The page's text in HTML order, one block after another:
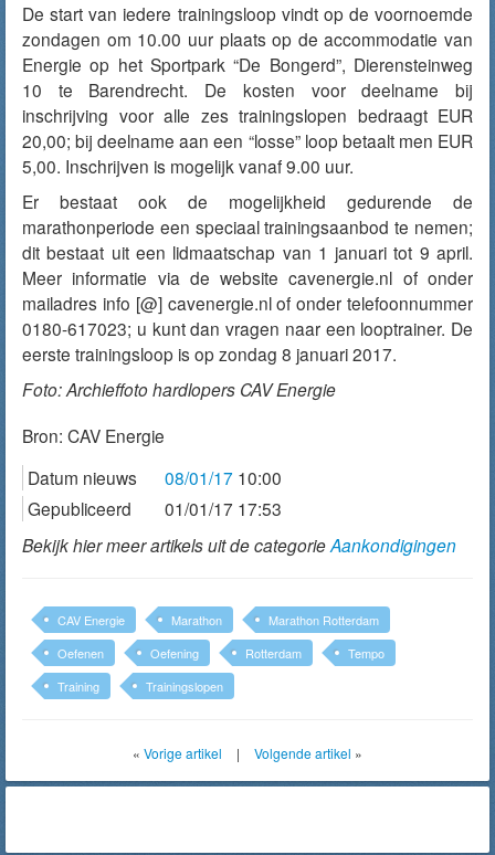
De start van iedere trainingsloop vindt op de voornoemde
zondagen om 10.00 uur plaats op de accommodatie van
Energie op het Sportpark “De Bongerd”, Dierensteinweg
10 te Barendrecht. De kosten voor deelname bij
inschrijving voor alle zes trainingslopen bedraagt EUR
20,00; bij deelname aan een “losse” loop betaalt men EUR
5,00. Inschrijven is mogelijk vanaf 9.00 uur.
Er bestaat ook de mogelijkheid gedurende de
marathonperiode een speciaal trainingsaanbod te nemen;
dit bestaat uit een lidmaatschap van 1 januari tot 9 april.
Meer informatie via de website cavenergie.nl of onder
mailadres info [@] cavenergie.nl of onder telefoonnummer
0180-617023; u kunt dan vragen naar een looptrainer. De
eerste trainingsloop is op zondag 8 januari 2017.
Foto: Archieffoto hardlopers CAV Energie
Bron: CAV Energie
Datum nieuws
08/01/17 10:00
Gepubliceerd
01/01/17 17:53
Bekijk hier meer artikels uit de categorieAankondigingen
CAV Energie Marathon
Marathon Rotterdam
Oefenen
Oefening Rotterdam
Tempo
Training
Trainingslopen
« Vorige artikel | Volgende artikel »